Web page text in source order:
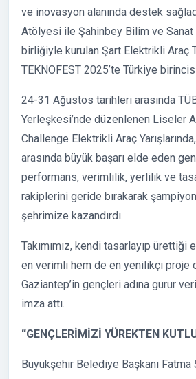
ve inovasyon alanında destek
Atölyesi ile Şahinbey Bilim ve
birliğiyle kurulan Şart Elektrikli Araç
TEKNOFEST 2025’te Türkiye
24-31 Ağustos tarihleri arasında
Yerleşkesi’nde düzenlenen Liseler
Challenge Elektrikli Araç
arasında büyük başarı elde eden
performans, verimlilik, yerlilik ve
rakiplerini geride bırakarak
şehrimize kazandırdı.
Takımımız, kendi tasarlayıp ürettiği
en verimli hem de en yenilikçi proje
Gaziantep’in gençleri adına gurur
imza attı.
“GENÇLERİMİZİ YÜREKTEN
Büyükşehir Belediye Başkanı Fatma